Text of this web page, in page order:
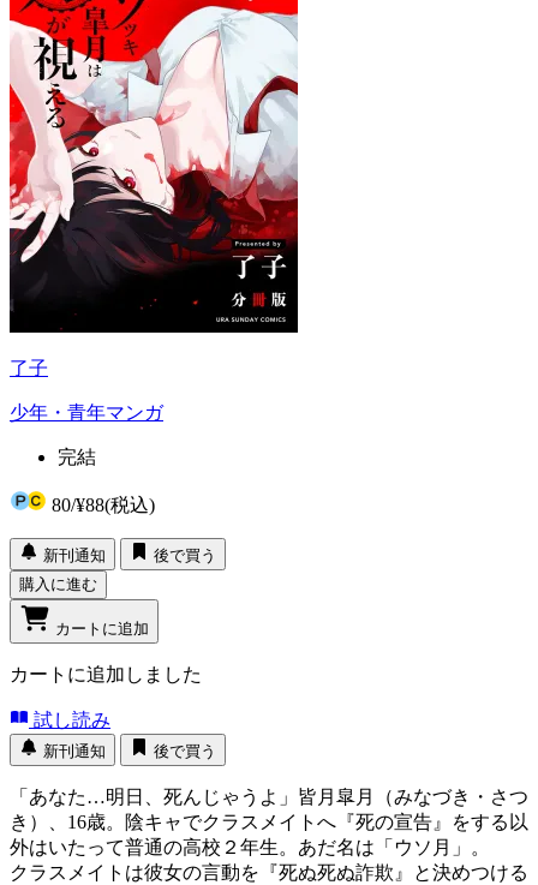
了子
少年・青年マンガ
完結
80/¥88(税込)
新刊通知
後で買う
購入に進む
カートに追加
カートに追加しました
試し読み
新刊通知 後で買う
「あなた…明日、死んじゃうよ」皆月皐月（みなづき・さつ
き）、16歳。陰キャでクラスメイトへ『死の宣告』をする以
外はいたって普通の高校２年生。あだ名は「ウソ月」。
クラスメイトは彼女の言動を『死ぬ死ぬ詐欺』と決めつける